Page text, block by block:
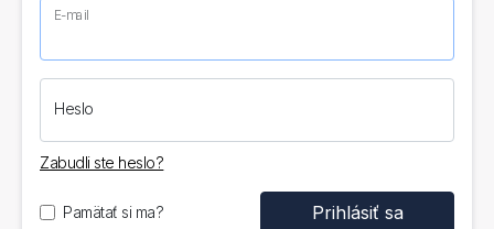
E-mail
Heslo
Zabudli ste heslo?
Pamätať si ma?